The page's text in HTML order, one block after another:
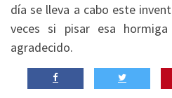
día se lleva a cabo este
veces si pisar esa
agradecido.